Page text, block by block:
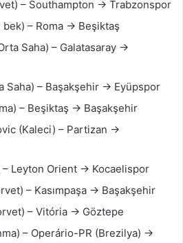
– Southampton → Trabzonspor
bek) – Roma → Beşiktaş
Saha) – Galatasaray →
Saha) – Başakşehir → Eyüpspor
– Beşiktaş → Başakşehir
(Kaleci) – Partizan →
– Leyton Orient → Kocaelispor
– Kasımpaşa → Başakşehir
– Vitória → Göztepe
– Operário-PR (Brezilya) →